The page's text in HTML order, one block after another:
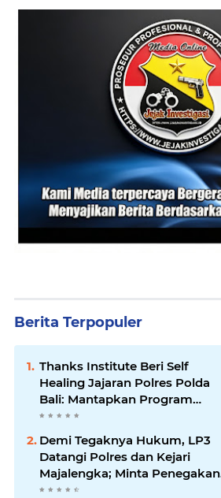
Berita Terpopuler
Thanks Institute Beri Self
Healing Jajaran Polres Polda
Bali: Mantapkan Program
Unggulan Kapolda
Demi Tegaknya Hukum, LP3
Datangi Polres dan Kejari
Majalengka; Minta Penegakan
Proporsional: Restoratif untuk